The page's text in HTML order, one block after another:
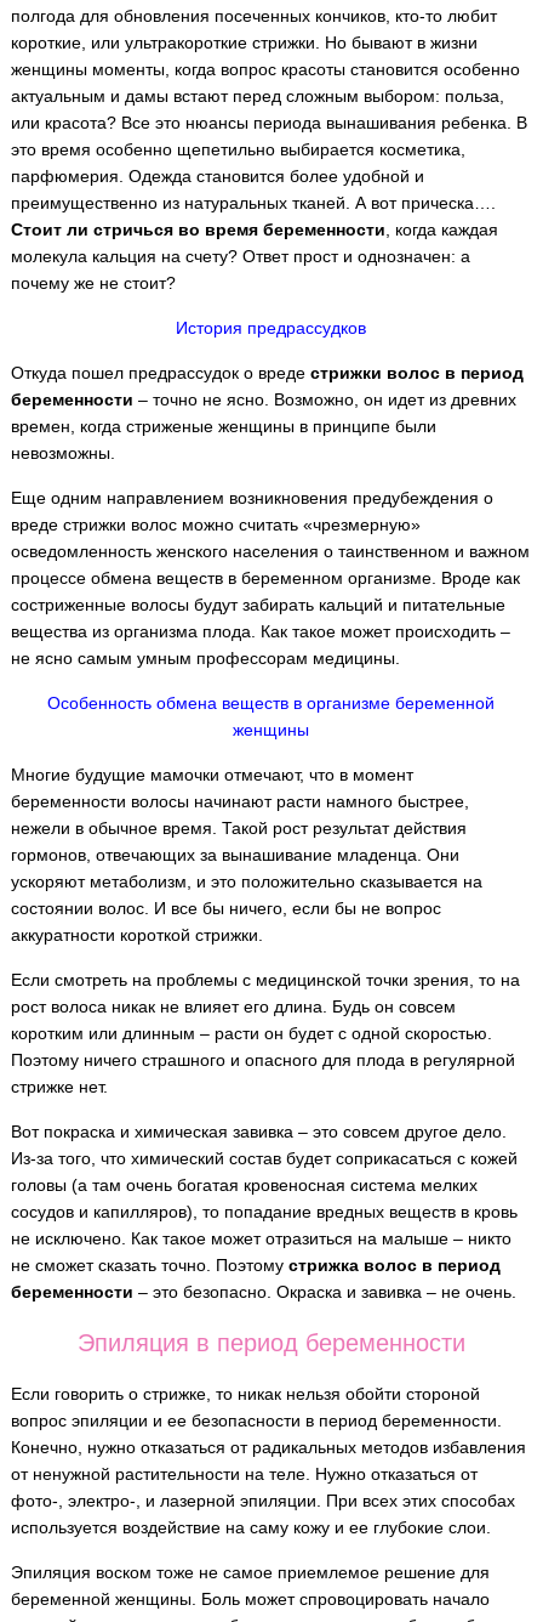
полгода для обновления посеченных кончиков, кто-то любит
короткие, или ультракороткие стрижки.
Но бывают в жизни
женщины моменты, когда вопрос красоты становится особенно
актуальным и дамы встают перед сложным выбором: польза,
или красота? Все это нюансы периода вынашивания ребенка. В
это время особенно щепетильно выбирается косметика,
парфюмерия. Одежда становится более удобной и
преимущественно из натуральных тканей. А вот прическа….
Стоит ли стричься во время беременности , когда каждая
молекула кальция на счету? Ответ прост и однозначен: а
почему же не стоит?
История предрассудков
Откуда пошел предрассудок о вредестрижки волос в период
беременности – точно не ясно. Возможно, он идет из древних
времен, когда стриженые женщины в принципе были
невозможны.
Еще одним направлением возникновения предубеждения о
вреде стрижки волос можно считать «чрезмерную»
осведомленность женского населения о таинственном и важном
процессе обмена веществ в беременном организме. Вроде как
состриженные волосы будут забирать кальций и питательные
вещества из организма плода. Как такое может происходить –
не ясно самым умным профессорам медицины.
Особенность обмена веществ в организме беременной
женщины
Многие будущие мамочки отмечают, что в момент
беременности волосы начинают расти намного быстрее,
нежели в обычное время. Такой рост результат действия
гормонов, отвечающих за вынашивание младенца. Они
ускоряют метаболизм, и это положительно сказывается на
состоянии волос. И все бы ничего, если бы не вопрос
аккуратности короткой стрижки.
Если смотреть на проблемы с медицинской точки зрения, то на
рост волоса никак не влияет его длина. Будь он совсем
коротким или длинным – расти он будет с одной скоростью.
Поэтому ничего страшного и опасного для плода в регулярной
стрижке нет.
Вот покраска и химическая завивка – это совсем другое дело.
Из-за того, что химический состав будет соприкасаться с кожей
головы (а там очень богатая кровеносная система мелких
сосудов и капилляров), то попадание вредных веществ в кровь
не исключено. Как такое может отразиться на малыше – никто
не сможет сказать точно. Поэтомустрижка волос в период
беременности – это безопасно. Окраска и завивка – не очень.
Эпиляция в период беременности
Если говорить о стрижке, то никак нельзя обойти стороной
вопрос эпиляции и ее безопасности в период беременности.
Конечно, нужно отказаться от радикальных методов избавления
от ненужной растительности на теле. Нужно отказаться от
фото-, электро-, и лазерной эпиляции. При всех этих способах
используется воздействие на саму кожу и ее глубокие слои.
Эпиляция воском тоже не самое приемлемое решение для
беременной женщины. Боль может спровоцировать начало